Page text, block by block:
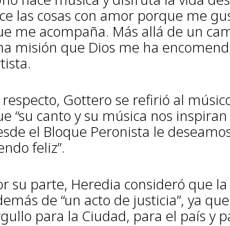
las cosas con amor porque me
me acompaña. Más allá de un
misión que Dios me ha
respecto, Gottero se refirió al
“su canto y su música nos
el Bloque Peronista le
feliz”.
su parte, Heredia consideró que
de “un acto de justicia”, ya
para la Ciudad, para el país y